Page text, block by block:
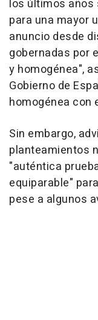
los últimos años
para una mayor
anuncio desde
gobernadas por
y homogénea",
Gobierno de
homogénea
Sin embargo,
planteamientos
"auténtica
equiparable"
pese a algunos